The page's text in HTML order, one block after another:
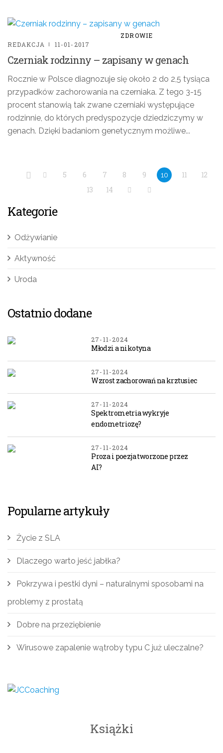
ZDROWIE
REDAKCJA
11-01-2017
Czerniak rodzinny – zapisany w genach
Rocznie w Polsce diagnozuje się około 2 do 2,5 tysiąca
przypadków zachorowania na czerniaka. Z tego 3-15
procent stanowią tak zwane czerniaki występujące
rodzinnie, do których predyspozycje dziedziczymy w
genach. Dzięki badaniom genetycznym możliwe...
5 6 7 8 9 10 11
12
13
14
Kategorie
Odżywianie
Aktywność
Uroda
Ostatnio dodane
27-11-2024
Młodzi a nikotyna
27-11-2024
Wzrost zachorowań na krztusiec
27-11-2024
Spektrometria wykryje
endometriozę?
27-11-2024
Proza i poezja tworzone przez
AI?
Popularne artykuły
Życie z SLA
Dlaczego warto jeść jabłka?
Pokrzywa i pestki dyni – naturalnymi sposobami na
problemy z prostatą
Dobre na przeziębienie
Wirusowe zapalenie wątroby typu C już uleczalne?
Książki